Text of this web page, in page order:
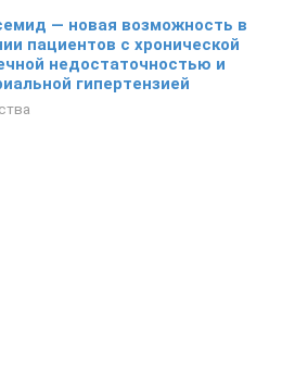
— новая возможность в
пациентов с хронической
недостаточностью и
гипертензией